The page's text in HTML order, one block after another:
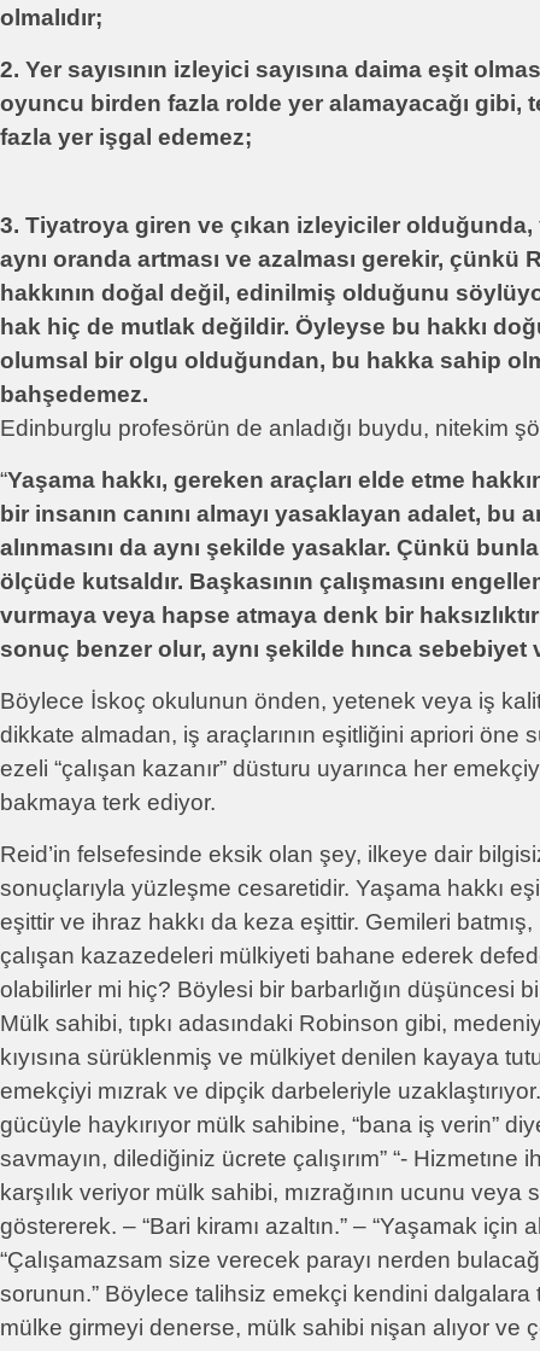
olmalıdır;
2. Yer sayısının izleyici sayısına daima eşit
oyuncu birden fazla rolde yer alamayacağı gibi,
fazla yer işgal edemez;
3. Tiyatroya giren ve çıkan izleyiciler olduğunda,
aynı oranda artması ve azalması gerekir, çünkü
hakkının doğal değil, edinilmiş olduğunu
hak hiç de mutlak değildir. Öyleyse bu hakkı
olumsal bir olgu olduğundan, bu hakka sahip
bahşedemez.
Edinburglu profesörün de anladığı buydu, nitekim
“Yaşama hakkı, gereken araçları elde etme
bir insanın canını almayı yasaklayan adalet, bu
alınmasını da aynı şekilde yasaklar. Çünkü
ölçüde kutsaldır. Başkasının çalışmasını
vurmaya veya hapse atmaya denk bir
sonuç benzer olur, aynı şekilde hınca sebebiyet
Böylece İskoç okulunun önden, yetenek veya iş
dikkate almadan, iş araçlarının eşitliğini apriori öne
ezeli “çalışan kazanır” düsturu uyarınca her
bakmaya terk ediyor.
Reid’in felsefesinde eksik olan şey, ilkeye dair
sonuçlarıyla yüzleşme cesaretidir. Yaşama hakkı
eşittir ve ihraz hakkı da keza eşittir. Gemileri batmış,
çalışan kazazedeleri mülkiyeti bahane ederek
olabilirler mi hiç? Böylesi bir barbarlığın düşüncesi
Mülk sahibi, tıpkı adasındaki Robinson gibi,
kıyısına sürüklenmiş ve mülkiyet denilen kayaya
emekçiyi mızrak ve dipçik darbeleriyle
gücüyle haykırıyor mülk sahibine, “bana iş verin”
savmayın, dilediğiniz ücrete çalışırım” “- Hizmetıne
karşılık veriyor mülk sahibi, mızrağının ucunu veya
göstererek. – “Bari kiramı azaltın.” – “Yaşamak için
“Çalışamazsam size verecek parayı nerden
sorunun.” Böylece talihsiz emekçi kendini dalgalara
mülke girmeyi denerse, mülk sahibi nişan alıyor ve